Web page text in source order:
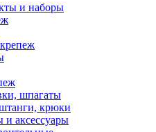
и наборы
шпагаты
крюки
и аксессуары